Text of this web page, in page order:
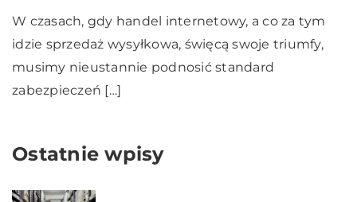
W czasach, gdy handel internetowy, a co za tym
idzie sprzedaż wysyłkowa, święcą swoje triumfy,
musimy nieustannie podnosić standard
zabezpieczeń […]
Ostatnie wpisy